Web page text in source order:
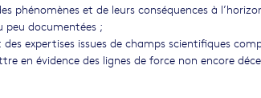
phénomènes et de leurs conséquences à
peu documentées ;
expertises issues de champs scientifiques
en évidence des lignes de force non encore